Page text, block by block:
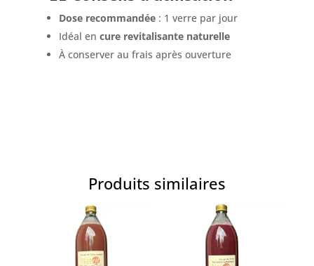
Dose recommandée: 1 verre par jour
Idéal en cure revitalisante naturelle
À conserver au frais après ouverture
Produits similaires